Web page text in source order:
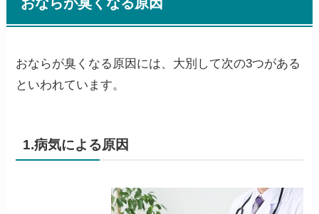
おならが臭くなる原因には、大別して次の3つがある
といわれています。
1.病気による原因